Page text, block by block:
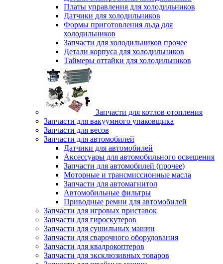
Платы управления для холодильников
Датчики для холодильников
Формы приготовления льда для
холодильников
Запчасти для холодильников прочее
Детали корпуса для холодильников
Таймеры оттайки для холодильников
Запчасти для котлов отопления
Запчасти для вакуумного упаковщика
Запчасти для весов
Запчасти для автомобилей
Датчики для автомобилей
Аксессуары для автомобильного освещения
Запчасти для автомобилей (прочее)
Моторные и трансмиссионные масла
Запчасти для автомагнитол
Автомобильные фильтры
Приводные ремни для автомобилей
Запчасти для игровых приставок
Запчасти для гироскутеров
Запчасти для сушильных машин
Запчасти для сварочного оборудования
Запчасти для квадрокоптеров
Запчасти для эксклюзивных товаров